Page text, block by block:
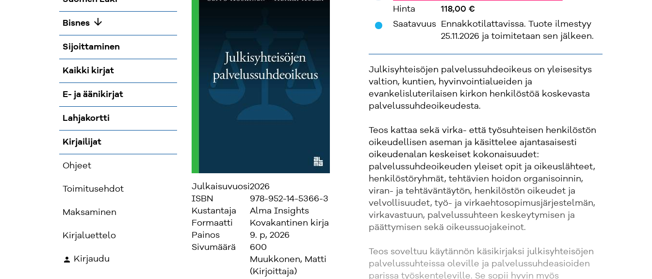
Bisnes arrow_downward
Sijoittaminen
Kaikki kirjat
E- ja äänikirjat
Lahjakortti
Kirjailijat
Ohjeet
Toimitusehdot
Maksaminen
Kirjaluettelo
Kirjaudu
Julkaisuvuosi2026
ISBN
978-952-14-5366-3
Kustantaja
Alma Insights
Formaatti
Kovakantinen kirja
Painos
9. p, 2026
Sivumäärä
600
Muukkonen, Matti
(Kirjoittaja)
Hinta
118,00 €
Saatavuus
Ennakkotilattavissa. Tuote ilmestyy
25.11.2026 ja toimitetaan sen jälkeen.
Julkisyhteisöjen palvelussuhdeoikeus on yleisesitys
valtion, kuntien, hyvinvointialueiden ja
evankelisluterilaisen kirkon henkilöstöä koskevasta
palvelussuhdeoikeudesta.
Teos kattaa sekä virka- että työsuhteisen henkilöstön
oikeudellisen aseman ja käsittelee ajantasaisesti
oikeudenalan keskeiset kokonaisuudet:
palvelussuhdeoikeuden yleiset opit ja oikeuslähteet,
henkilöstöryhmät, tehtävien hoidon organisoinnin,
viran- ja tehtäväntäytön, henkilöstön oikeudet ja
velvollisuudet, työ- ja virkaehtosopimusjärjestelmän,
virkavastuun, palvelussuhteen keskeytymisen ja
päättymisen sekä oikeussuojakeinot.
Teos soveltuu käytännön käsikirjaksi julkisyhteisöjen
palvelussuhteissa oleville ja palvelussuhdeasioiden
parissa työskenteleville. Se sopii hyvin myös